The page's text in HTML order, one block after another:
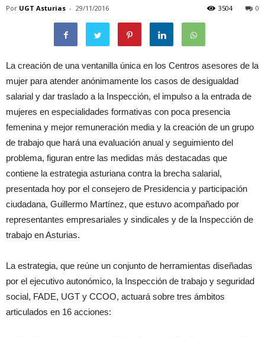
Por UGT Asturias - 29/11/2016 0
3504
La creación de una ventanilla única en los Centros asesores de la
mujer para atender anónimamente los casos de desigualdad
salarial y dar traslado a la Inspección, el impulso a la entrada de
mujeres en especialidades formativas con poca presencia
femenina y mejor remuneración media y la creación de un grupo
de trabajo que hará una evaluación anual y seguimiento del
problema, figuran entre las medidas más destacadas que
contiene la estrategia asturiana contra la brecha salarial,
presentada hoy por el consejero de Presidencia y participación
ciudadana, Guillermo Martínez, que estuvo acompañado por
representantes empresariales y sindicales y de la Inspección de
trabajo en Asturias.
La estrategia, que reúne un conjunto de herramientas diseñadas
por el ejecutivo autonómico, la Inspección de trabajo y seguridad
social, FADE, UGT y CCOO, actuará sobre tres ámbitos
articulados en 16 acciones: